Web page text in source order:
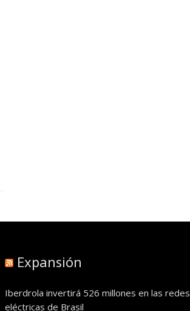
Expansión
Iberdrola invertirá 526 millones en las redes
eléctricas de Brasil